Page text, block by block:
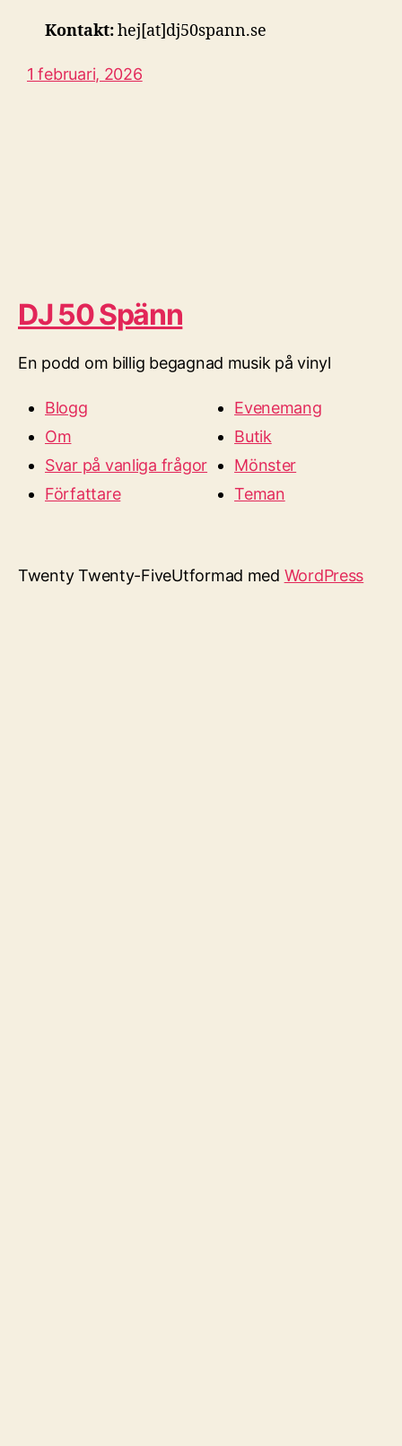
Kontakt:hej[at]dj50spann.se
1 februari, 2026
DJ 50 Spänn
En podd om billig begagnad musik på vinyl
Blogg
Om
Svar på vanliga frågor
Författare
Evenemang
Butik
Mönster
Teman
Twenty Twenty-FiveUtformad med WordPress